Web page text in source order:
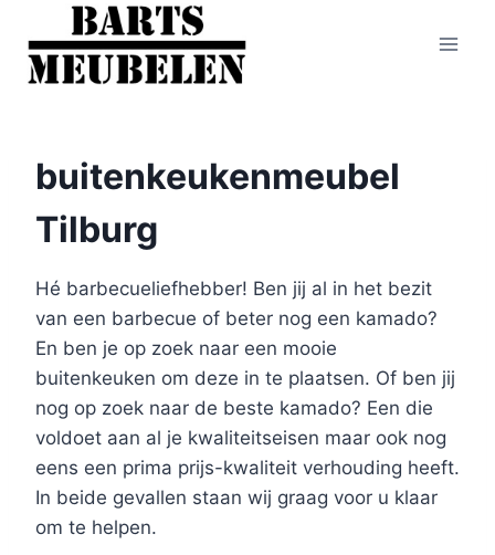
Doorgaan
naar
inhoud
buitenkeukenmeubel
Tilburg
Hé barbecueliefhebber! Ben jij al in het bezit
van een barbecue of beter nog een kamado?
En ben je op zoek naar een mooie
buitenkeuken om deze in te plaatsen. Of ben jij
nog op zoek naar de beste kamado? Een die
voldoet aan al je kwaliteitseisen maar ook nog
eens een prima prijs-kwaliteit verhouding heeft.
In beide gevallen staan wij graag voor u klaar
om te helpen.